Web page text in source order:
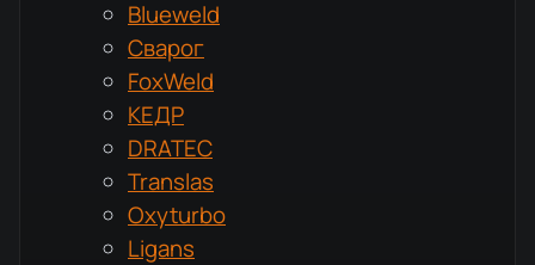
Blueweld
Сварог
FoxWeld
КЕДР
DRATEC
Translas
Oxyturbo
Ligans